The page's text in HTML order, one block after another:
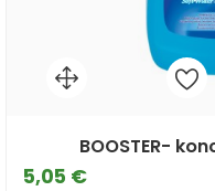
BOOSTER-
5,05 €Cena